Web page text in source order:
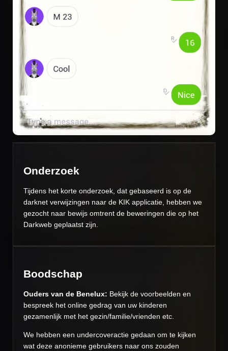
Onderzoek
Tijdens het korte onderzoek, dat gebaseerd is op de
darknet verwijzingen naar de KIK applicatie, hebben we
gezocht naar bewijs omtrent de beweringen die op het
Darkweb geplaatst zijn.
Boodschap
Ouders van de Benelux: Bekijk de voorbeelden en
bespreek het online gedrag van uw kinderen
gezamenlijk met het gezin/familie/vrienden etc.
We hebben een undercoveractie gedaan om te kijken
wat deze anonieme gebruikers naar ons zouden